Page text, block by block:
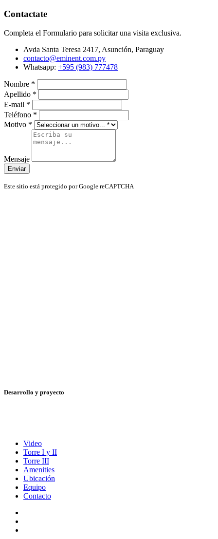
Contactate
Completa el Formulario para solicitar una visita exclusiva.
Avda Santa Teresa 2417, Asunción, Paraguay
contacto@eminent.com.py
Whatsapp: +595 (983) 777478
Nombre *
Apellido *
E-mail *
Teléfono *
Motivo *
Mensaje
Enviar
Este sitio está protegido por Google reCAPTCHA
Desarrollo y proyecto
Video
Torre I y II
Torre III
Amenities
Ubicación
Equipo
Contacto